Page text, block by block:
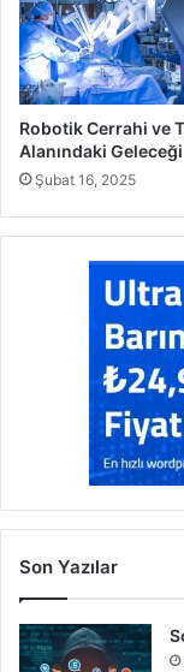
Robotik Cerrahi ve
Alanındaki Geleceği
Şubat 16, 2025
Son Yazılar